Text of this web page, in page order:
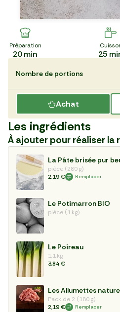
Préparation
20min 25
Achat
Nombre de portions
Les ingrédients
À ajouter pour réaliser la
La Pâte brisée pur
pièce (280 g)
2,19 €
Remplacer
Le Potimarron BIO
pièce (1 kg)
Le Poireau
1,1 kg
3,84 €
Les Allumettes
Pack de 2 (180 g)
2,19 €
Remplacer